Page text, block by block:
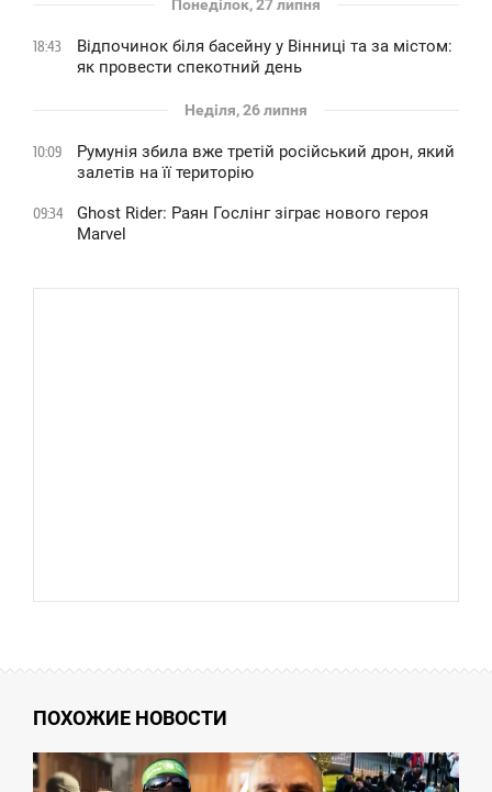
Понеділок, 27 липня
18:43
Відпочинок біля басейну у Вінниці та за містом:
як провести спекотний день
Неділя, 26 липня
10:09
Румунія збила вже третій російський дрон, який
залетів на її територію
09:34
Ghost Rider: Раян Гослінг зіграє нового героя
Marvel
ПОХОЖИЕ НОВОСТИ